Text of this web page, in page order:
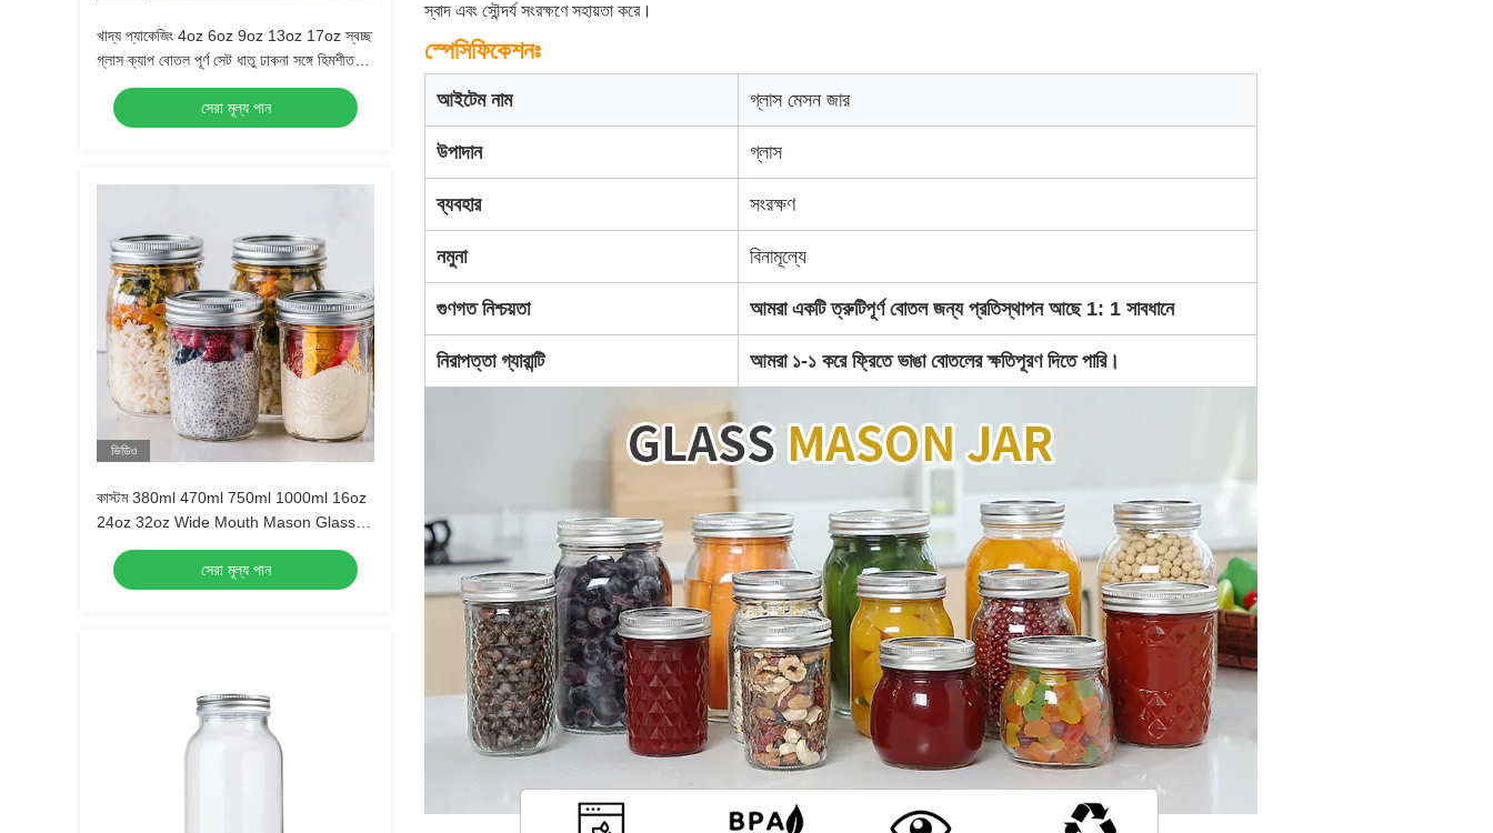
খাদ্য প্যাকেজিং 4oz 6oz 9oz 13oz 17oz স্বচ্ছ
গ্লাস ক্যাপ বোতল পূর্ণ সেট ধাতু ঢাকনা সঙ্গে হিমশীতল
গ্লাস জার
সেরা মূল্য পান
ভিডিও
কাস্টম 380ml 470ml 750ml 1000ml 16oz
24oz 32oz Wide Mouth Mason Glass
Jar With Lid in Bulk
সেরা মূল্য পান
স্বাদ এবং সৌন্দর্য সংরক্ষণে সহায়তা করে।
স্পেসিফিকেশনঃ
আইটেম নাম গ্লাস মেসন জার
উপাদান গ্লাস
ব্যবহার সংরক্ষণ
নমুনা বিনামূল্যে
গুণগত নিশ্চয়তা আমরা একটি ত্রুটিপূর্ণ বোতল জন্য প্রতিস্থাপন আছে 1: 1 সাবধানে
নিরাপত্তা গ্যারান্টি আমরা ১-১ করে ফ্রিতে ভাঙা বোতলের ক্ষতিপূরণ দিতে পারি।